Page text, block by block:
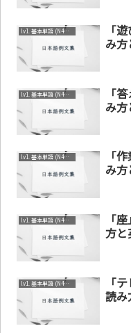
lv1. 基本単語 (N4～N5)
「
み
lv1. 基本単語 (N4～N5)
「
み
lv1. 基本単語 (N4～N5)
「
み
lv1. 基本単語 (N4～N5)
「
方と
lv1. 基本単語 (N4～N5)
「
読み